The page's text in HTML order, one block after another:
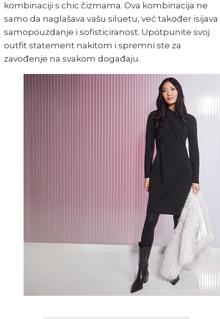
kombinaciji s chic čizmama. Ova kombinacija ne
samo da naglašava vašu siluetu, već također isijava
samopouzdanje i sofisticiranost. Upotpunite svoj
outfit statement nakitom i spremni ste za
zavođenje na svakom događaju.